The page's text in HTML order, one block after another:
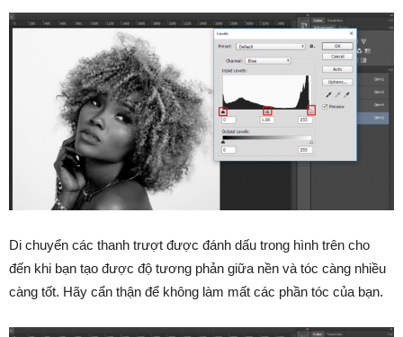
Di chuyển các thanh trượt được đánh dấu trong hình trên cho
đến khi bạn tạo được độ tương phản giữa nền và tóc càng nhiều
càng tốt. Hãy cẩn thận để không làm mất các phần tóc của bạn.